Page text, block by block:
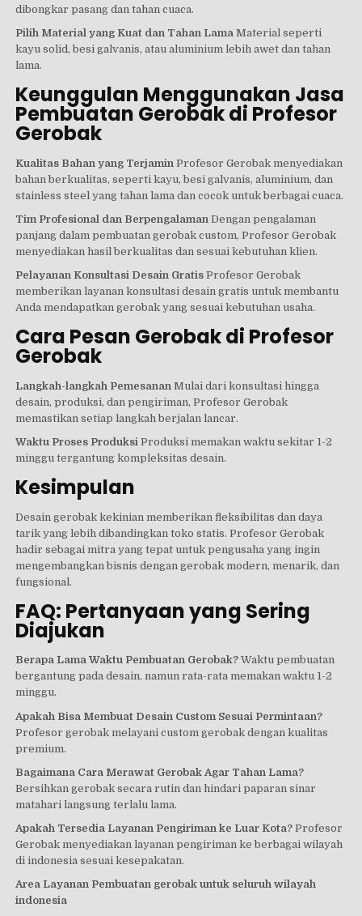
dibongkar pasang dan tahan cuaca.
Pilih Material yang Kuat dan Tahan Lama Material seperti
kayu solid, besi galvanis, atau aluminium lebih awet dan tahan
lama.
Keunggulan Menggunakan Jasa
Pembuatan Gerobak di Profesor
Gerobak
Kualitas Bahan yang Terjamin Profesor Gerobak menyediakan
bahan berkualitas, seperti kayu, besi galvanis, aluminium, dan
stainless steel yang tahan lama dan cocok untuk berbagai cuaca.
Tim Profesional dan Berpengalaman Dengan pengalaman
panjang dalam pembuatan gerobak custom, Profesor Gerobak
menyediakan hasil berkualitas dan sesuai kebutuhan klien.
Pelayanan Konsultasi Desain Gratis Profesor Gerobak
memberikan layanan konsultasi desain gratis untuk membantu
Anda mendapatkan gerobak yang sesuai kebutuhan usaha.
Cara Pesan Gerobak di Profesor
Gerobak
Langkah-langkah Pemesanan Mulai dari konsultasi hingga
desain, produksi, dan pengiriman, Profesor Gerobak
memastikan setiap langkah berjalan lancar.
Waktu Proses Produksi Produksi memakan waktu sekitar 1-2
minggu tergantung kompleksitas desain.
Kesimpulan
Desain gerobak kekinian memberikan fleksibilitas dan daya
tarik yang lebih dibandingkan toko statis. Profesor Gerobak
hadir sebagai mitra yang tepat untuk pengusaha yang ingin
mengembangkan bisnis dengan gerobak modern, menarik, dan
fungsional.
FAQ: Pertanyaan yang Sering
Diajukan
Berapa Lama Waktu Pembuatan Gerobak? Waktu pembuatan
bergantung pada desain, namun rata-rata memakan waktu 1-2
minggu.
Apakah Bisa Membuat Desain Custom Sesuai Permintaan?
Profesor gerobak melayani custom gerobak dengan kualitas
premium.
Bagaimana Cara Merawat Gerobak Agar Tahan Lama?
Bersihkan gerobak secara rutin dan hindari paparan sinar
matahari langsung terlalu lama.
Apakah Tersedia Layanan Pengiriman ke Luar Kota? Profesor
Gerobak menyediakan layanan pengiriman ke berbagai wilayah
di indonesia sesuai kesepakatan.
Area Layanan Pembuatan gerobak untuk seluruh wilayah
indonesia